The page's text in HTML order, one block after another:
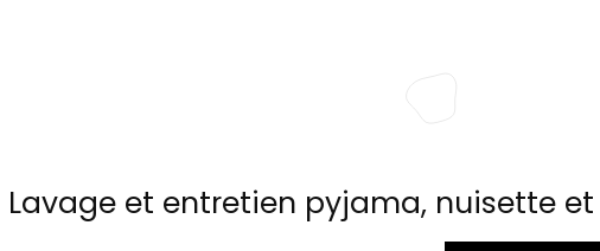
Lavage et entretien pyjama, nuisette